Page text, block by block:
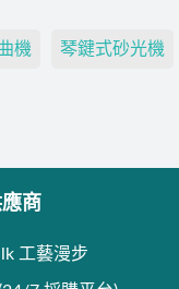
機 琴鍵式砂光機
商
工藝漫步